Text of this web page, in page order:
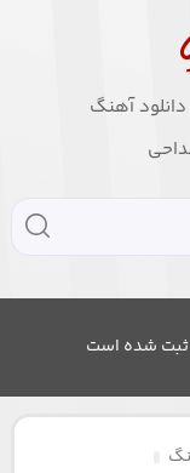
دانلود آهنگ
ثبت شده است